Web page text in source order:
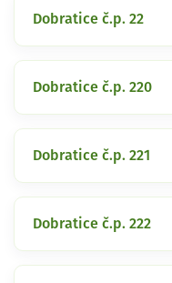
Dobratice č.p. 22
Dobratice č.p. 220
Dobratice č.p. 221
Dobratice č.p. 222